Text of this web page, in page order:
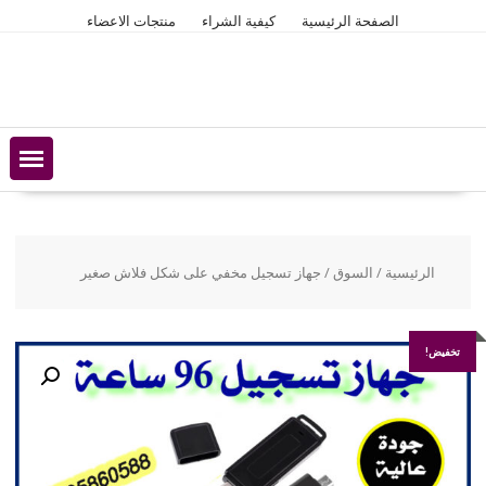
الصفحة الرئيسية كيفية الشراء منتجات الاعضاء
الرئيسية / السوق/ جهاز تسجيل مخفي على شكل فلاش صغير
تخفيض!